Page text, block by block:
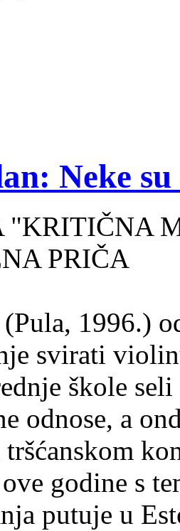
Neke
"KRITIČNA
PRIČA
1996.)
svirati
škole
odnose, a
godine s
putuje u